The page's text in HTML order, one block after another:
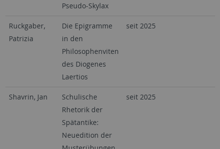
Pseudo-Skylax
Ruckgaber,
Patrizia
Die Epigramme
in den
Philosophenviten
des Diogenes
Laertios
seit 2025
Shavrin, Jan
Schulische
Rhetorik der
Spätantike:
Neuedition der
seit 2025